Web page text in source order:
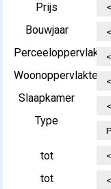
Prijs
Bouwjaar
Perceeloppervlakte
Woonoppervlakte
Slaapkamer
Type
tot
tot